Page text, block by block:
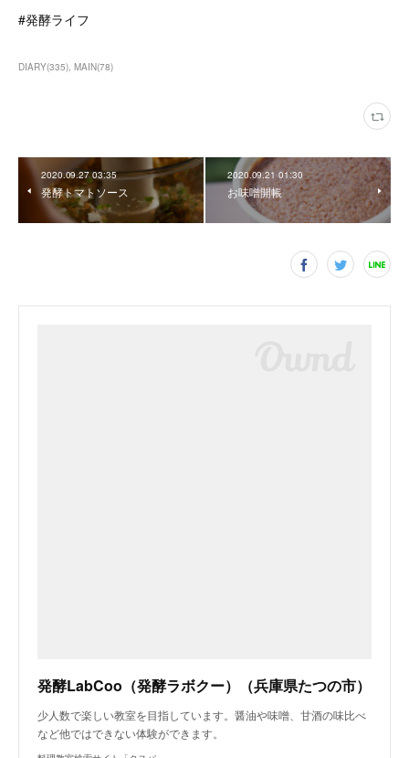
#発酵ライフ
DIARY(335) MAIN(78)
2020.09.27 03:35
発酵トマトソース
2020.09.21 01:30
お味噌開帳
発酵LabCoo（発酵ラボクー）（兵庫県たつの市）
少人数で楽しい教室を目指しています。醤油や味噌、甘酒の味比べ
など他ではできない体験ができます。